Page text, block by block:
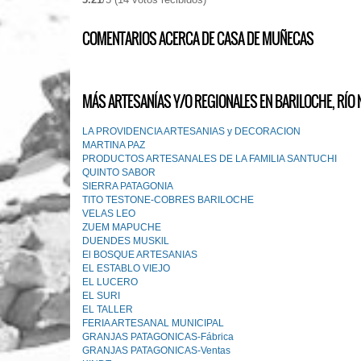
COMENTARIOS ACERCA DE CASA DE MUÑECAS
MÁS ARTESANÍAS Y/O REGIONALES EN BARILOCHE, RÍO
LA PROVIDENCIA ARTESANIAS y DECORACION
MARTINA PAZ
PRODUCTOS ARTESANALES DE LA FAMILIA SANTUCHI
QUINTO SABOR
SIERRA PATAGONIA
TITO TESTONE-COBRES BARILOCHE
VELAS LEO
ZUEM MAPUCHE
DUENDES MUSKlL
El BOSQUE ARTESANIAS
EL ESTABLO VIEJO
EL LUCERO
EL SURI
EL TALLER
FERIA ARTESANAL MUNICIPAL
GRANJAS PATAGONICAS-Fábrica
GRANJAS PATAGONICAS-Ventas